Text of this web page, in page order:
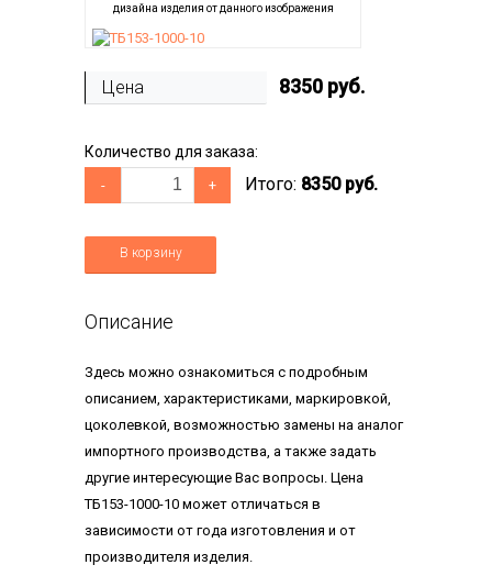
дизайна изделия от данного изображения
Цена 8350 руб.
Количество для заказа:
- + Итого: 8350 руб.
В корзину
Описание
Здесь можно ознакомиться с подробным
описанием, характеристиками, маркировкой,
цоколевкой, возможностью замены на аналог
импортного производства, а также задать
другие интересующие Вас вопросы. Цена
ТБ153-1000-10 может отличаться в
зависимости от года изготовления и от
производителя изделия.